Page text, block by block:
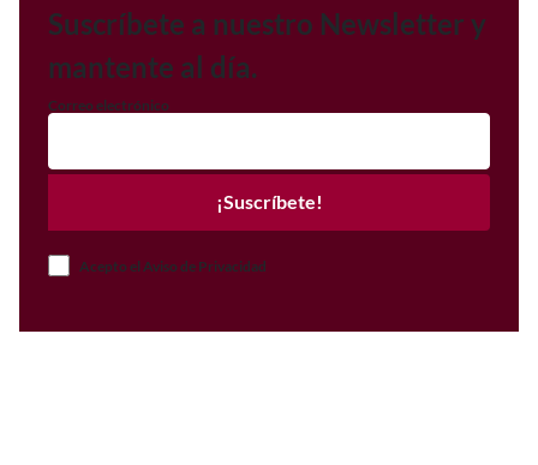
Suscríbete a nuestro Newsletter y
mantente al día.
Correo electrónico
¡Suscríbete!
Acepto el Aviso de Privacidad